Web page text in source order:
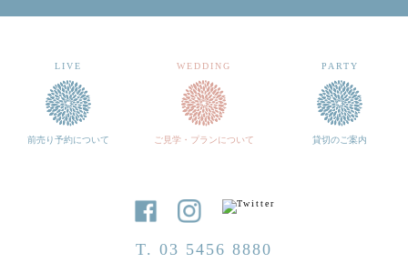
LIVE
前売り予約について
WEDDING
ご見学・プランについて
PARTY
貸切のご案内
T. 03 5456 8880